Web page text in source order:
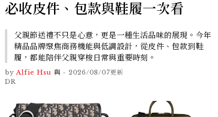
必收皮件、包款與鞋履一次看
父親節送禮不只是心意，更是一種生活品味的展現。今年
精品品牌聚焦商務機能與低調設計，從皮件、包款到鞋
履，都能陪伴父親穿梭日常與重要時刻。
by Alfie Hsu 與 - 2026/08/07更新
DR